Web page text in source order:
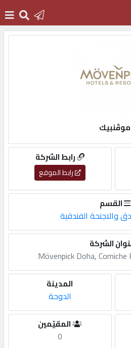
موڤنبيك
رابط الشركة
رابط الموقع
القسم
والاجنحة الفندقية
الشركة
Mövenpick Doha,
المدينة
الدوحة
المقيّمين
0